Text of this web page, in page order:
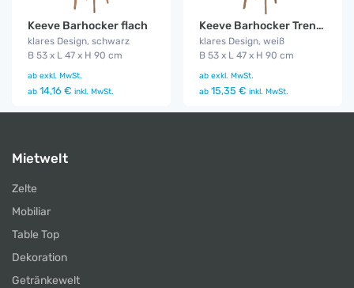
Keeve Barhocker flach
klares Design, schwarz
B 53 x L 47 x H 90 cm
ab exkl. MwSt.
ab 14,16 € inkl. MwSt.
Keeve Barhocker Trend flach
klares Design, weiß
B 53 x L 47 x H 90 cm
ab exkl. MwSt.
ab 15,35 € inkl. MwSt.
Mietwelt
Zelte
Mobiliar
Table Top
Dekoration
Getränkewelt